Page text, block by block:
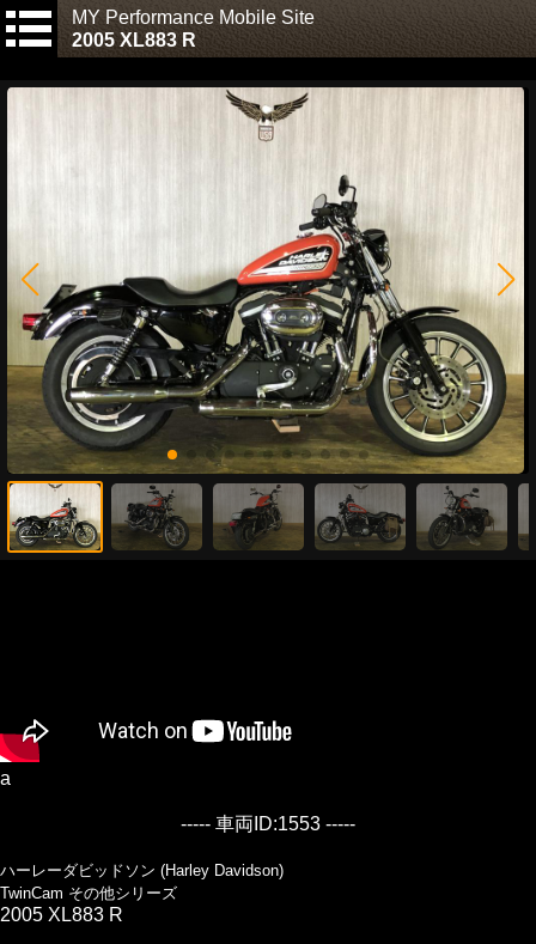
MY Performance Mobile Site
2005 XL883 R
a
----- 車両ID:1553 -----
ハーレーダビッドソン (Harley Davidson)
TwinCam その他シリーズ
2005 XL883 R